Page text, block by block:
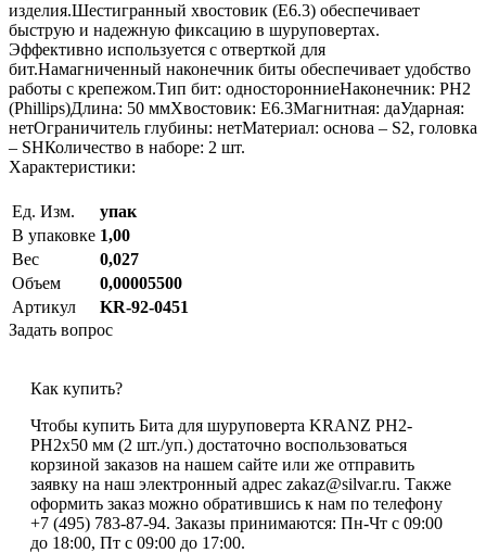
изделия.Шестигранный хвостовик (Е6.3) обеспечивает
быструю и надежную фиксацию в шуруповертах.
Эффективно используется с отверткой для
бит.Намагниченный наконечник биты обеспечивает удобство
работы с крепежом.Тип бит: односторонниеНаконечник: PH2
(Phillips)Длина: 50 ммХвостовик: Е6.3Магнитная: даУдарная:
нетОграничитель глубины: нетМатериал: основа – S2, головка
– SHКоличество в наборе: 2 шт.
Характеристики:
Ед. Изм.
упак
В упаковке 1,00
Вес
0,027
Объем
0,00005500
Артикул
KR-92-0451
Задать вопрос
Как купить?
Чтобы купить Бита для шуруповерта KRANZ PH2-
PH2х50 мм (2 шт./уп.) достаточно воспользоваться
корзиной заказов на нашем сайте или же отправить
заявку на наш электронный адрес zakaz@silvar.ru. Также
оформить заказ можно обратившись к нам по телефону
+7 (495) 783-87-94. Заказы принимаются: Пн-Чт с 09:00
до 18:00, Пт с 09:00 до 17:00.